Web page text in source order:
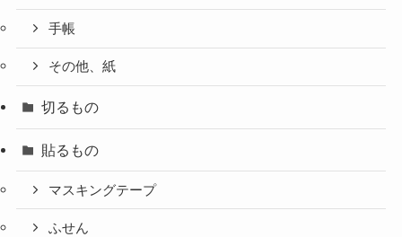
手帳
その他、紙
切るもの
貼るもの
マスキングテープ
ふせん